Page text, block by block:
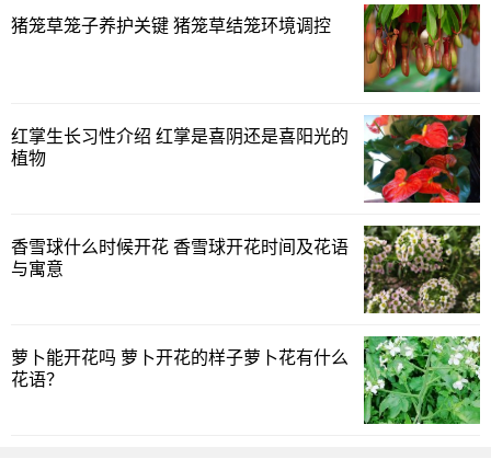
低湿环境，在窗台客厅等散光半阴环境下也能生长。
3.龙船花
龙船花又名仙丹花、百日红，为茜草科、龙船花属植物，
猪笼草笼子养护关键 猪笼草结笼环境调控
红掌生长习性介绍 红掌是喜阴还是喜阳光的
植物
香雪球什么时候开花 香雪球开花时间及花语
与寓意
萝卜能开花吗 萝卜开花的样子萝卜花有什么
花语？